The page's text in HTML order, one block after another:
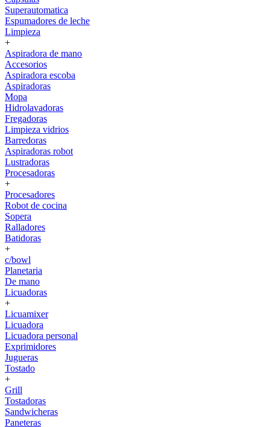
Superautomatica
Espumadores de leche
Limpieza
+
Aspiradora de mano
Accesorios
Aspiradora escoba
Aspiradoras
Mopa
Hidrolavadoras
Fregadoras
Limpieza vidrios
Barredoras
Aspiradoras robot
Lustradoras
Procesadoras
+
Procesadores
Robot de cocina
Sopera
Ralladores
Batidoras
+
c/bowl
Planetaria
De mano
Licuadoras
+
Licuamixer
Licuadora
Licuadora personal
Exprimidores
Jugueras
Tostado
+
Grill
Tostadoras
Sandwicheras
Paneteras